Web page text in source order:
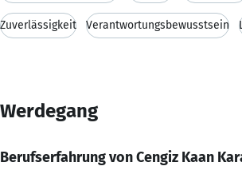
Zuverlässigkeit Verantwortungsbewusstsein
Werdegang
Berufserfahrung von Cengiz Kaan